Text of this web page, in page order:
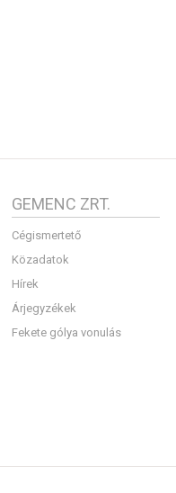
GEMENC ZRT.
Cégismertető
Közadatok
Hírek
Árjegyzékek
Fekete gólya vonulás